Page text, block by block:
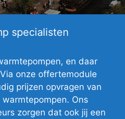
specialisten
en daar
onze offertemodule
prijzen opvragen van
Ons
zorgen dat ook jij een